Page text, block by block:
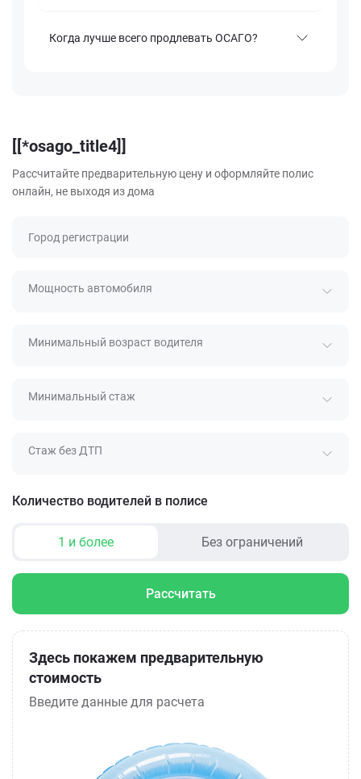
Когда лучше всего продлевать ОСАГО?
[[*osago_title4]]
Рассчитайте предварительную цену и оформляйте полис
онлайн, не выходя из дома
Город регистрации
Мощность автомобиля
Минимальный возраст водителя
Минимальный стаж
Стаж без ДТП
Количество водителей в полисе
1 и более Без ограничений
Рассчитать
Здесь покажем предварительную
стоимость
Введите данные для расчета